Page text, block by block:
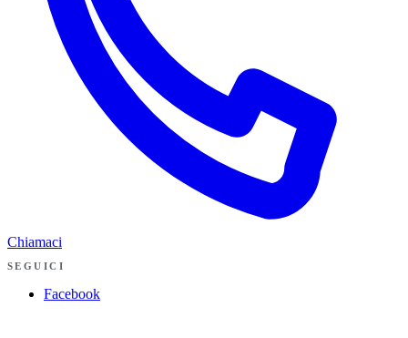
Chiamaci
SEGUICI
Facebook